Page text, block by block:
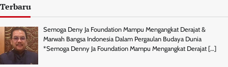
Terbaru
Semoga Deny Ja Foundation Mampu Mengangkat Derajat &
Marwah Bangsa Indonesia Dalam Pergaulan Budaya Dunia
*Semoga Denny Ja Foundation Mampu Mengangkat Derajat […]